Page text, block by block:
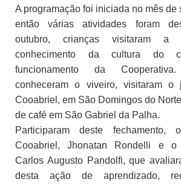
A programação foi iniciada no mês de
então várias atividades foram
outubro, crianças visitaram a
conhecimento da cultura do
funcionamento da
conheceram o viveiro, visitaram o
Cooabriel, em São Domingos do
de café em São Gabriel da Palha.
Participaram deste fechamento,
Cooabriel, Jhonatan Rondelli e o
Carlos Augusto Pandolfi, que
desta ação de aprendizado,